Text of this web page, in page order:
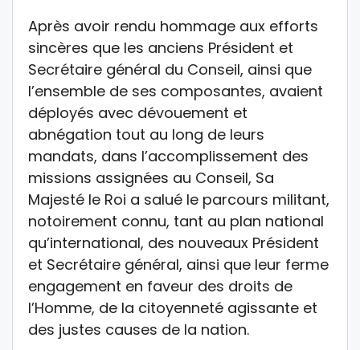
Après avoir rendu hommage aux efforts
sincères que les anciens Président et
Secrétaire général du Conseil, ainsi que
l’ensemble de ses composantes, avaient
déployés avec dévouement et
abnégation tout au long de leurs
mandats, dans l’accomplissement des
missions assignées au Conseil, Sa
Majesté le Roi a salué le parcours militant,
notoirement connu, tant au plan national
qu’international, des nouveaux Président
et Secrétaire général, ainsi que leur ferme
engagement en faveur des droits de
l’Homme, de la citoyenneté agissante et
des justes causes de la nation.